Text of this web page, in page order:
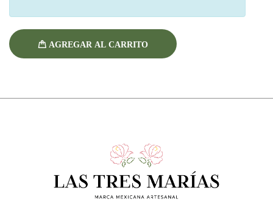
AGREGAR AL CARRITO